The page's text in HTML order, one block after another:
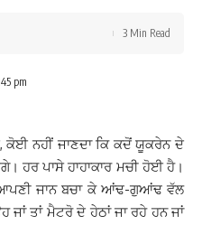
pm
3 Min Read
ਕੋਈ ਨਹੀਂ ਜਾਣਦਾ ਕਿ ਕਦੋਂ ਯੂਕਰੇਨ ਦੇ
ਹਰ ਪਾਸੇ ਹਾਹਾਕਾਰ ਮਚੀ ਹੋਈ ਹੈ।
ਜਾਨ ਬਚਾ ਕੇ ਆਂਢ-ਗੁਆਂਢ ਵੱਲ
ਜਾਂ ਤਾਂ ਮੈਟਰੋ ਦੇ ਹੇਠਾਂ ਜਾ ਰਹੇ ਹਨ ਜਾਂ